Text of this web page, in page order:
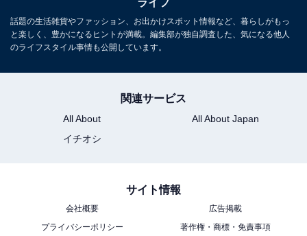
こちらもおすすめ
2026年6月発売「サンリオキャラクターズ メイ
が見逃せない【最新ガチャ情報】
話題の生活雑貨やファッション、お出かけスポット情報など、暮らしがもっ
と楽しく、豊かになるヒントが満載。編集部が独自調査した、気になる他人
のライフスタイル事情も公開しています。
関連サービス
All About
All About Japan
イチオシ
サイト情報
会社概要
広告掲載
プライバシーポリシー
著作権・商標・免責事項